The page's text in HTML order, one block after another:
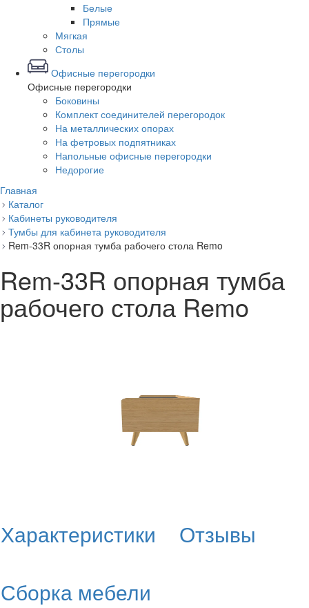
Белые
Прямые
Мягкая
Столы
Офисные перегородки
Офисные перегородки
Боковины
Комплект соединителей перегородок
На металлических опорах
На фетровых подпятниках
Напольные офисные перегородки
Недорогие
Главная
Каталог
Кабинеты руководителя
Тумбы для кабинета руководителя
Rem-33R опорная тумба рабочего стола Remo
Rem-33R опорная тумба
рабочего стола Remo
Характеристики
Отзывы
Сборка мебели